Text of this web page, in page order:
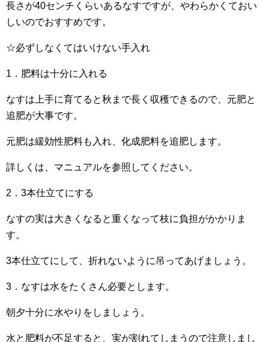
長さが40センチくらいあるなすですが、やわらかくておい
しいのでおすすめです。
☆必ずしなくてはいけない手入れ
1．肥料は十分に入れる
なすは上手に育てると秋まで長く収穫できるので、元肥と
追肥が大事です。
元肥は緩効性肥料も入れ、化成肥料を追肥します。
詳しくは、マニュアルを参照してください。
2．3本仕立てにする
なすの実は大きくなると重くなって枝に負担がかかりま
す。
3本仕立てにして、折れないように吊ってあげましょう。
3．なすは水をたくさん必要とします。
朝夕十分に水やりをしましょう。
水と肥料が不足すると、実が割れてしまうので注意しまし